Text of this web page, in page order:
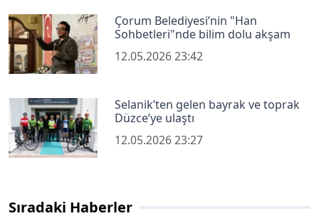
Çorum Belediyesi’nin "Han
Sohbetleri"nde bilim dolu akşam
12.05.2026 23:42
Selanik’ten gelen bayrak ve toprak
Düzce’ye ulaştı
12.05.2026 23:27
Sıradaki Haberler